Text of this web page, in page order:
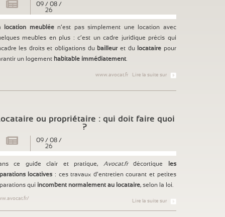
09/ 08 /
26
location meubléen’est pas simplement une location avec
meubles en plus : c’est un cadre juridique précis qui
les droits et obligations du bailleuret du locataire pour
un logement habitable immédiatement.
Lire la suite sur
www.avocat.fr
ou propriétaire : qui doit faire quoi
?
09/ 08 /
26
ce guide clair et pratique, Avocat.frdécortique
les
locatives : ces travaux d’entretien courant et petites
qui incombent normalement au locataire, selon la loi.
Lire la suite sur